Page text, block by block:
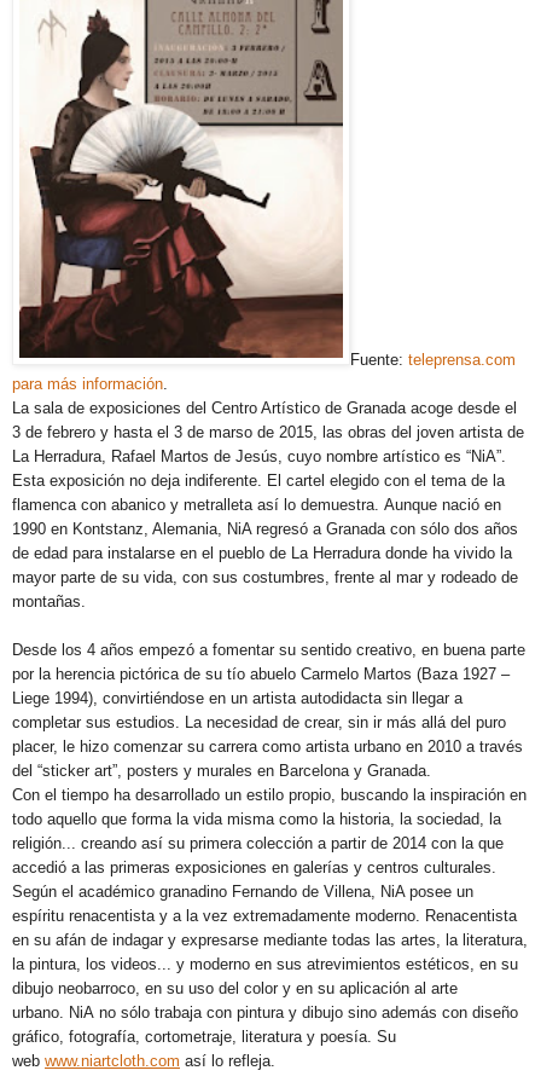
Fuente: teleprensa.com
para más información
La sala de exposiciones del Centro Artístico de Granada acoge desde el
3 de febrero y hasta el 3 de marso de 2015, las obras del joven artista de
La Herradura, Rafael Martos de Jesús, cuyo nombre artístico es “NiA”.
Esta exposición no deja indiferente. El cartel elegido con el tema de la
flamenca con abanico y metralleta así lo demuestra. Aunque nació en
1990 en Kontstanz, Alemania, NiA regresó a Granada con sólo dos años
de edad para instalarse en el pueblo de La Herradura donde ha vivido la
mayor parte de su vida, con sus costumbres, frente al mar y rodeado de
montañas.
Desde los 4 años empezó a fomentar su sentido creativo, en buena parte
por la herencia pictórica de su tío abuelo Carmelo Martos (Baza 1927 –
Liege 1994), convirtiéndose en un artista autodidacta sin llegar a
completar sus estudios. La necesidad de crear, sin ir más allá del puro
placer, le hizo comenzar su carrera como artista urbano en 2010 a través
del “sticker art”, posters y murales en Barcelona y Granada.
Con el tiempo ha desarrollado un estilo propio, buscando la inspiración en
todo aquello que forma la vida misma como la historia, la sociedad, la
religión... creando así su primera colección a partir de 2014 con la que
accedió a las primeras exposiciones en galerías y centros culturales.
Según el académico granadino Fernando de Villena, NiA posee un
espíritu renacentista y a la vez extremadamente moderno. Renacentista
en su afán de indagar y expresarse mediante todas las artes, la literatura,
la pintura, los videos... y moderno en sus atrevimientos estéticos, en su
dibujo neobarroco, en su uso del color y en su aplicación al arte
urbano. NiA no sólo trabaja con pintura y dibujo sino además con diseño
gráfico, fotografía, cortometraje, literatura y poesía. Su
web www.niartcloth.com así lo refleja.